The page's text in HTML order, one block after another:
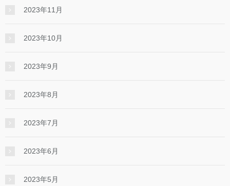
2023年11月
2023年10月
2023年9月
2023年8月
2023年7月
2023年6月
2023年5月